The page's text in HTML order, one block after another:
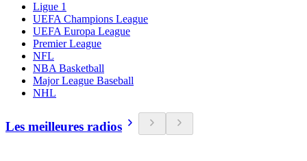
Ligue 1
UEFA Champions League
UEFA Europa League
Premier League
NFL
NBA Basketball
Major League Baseball
NHL
Les meilleures radios